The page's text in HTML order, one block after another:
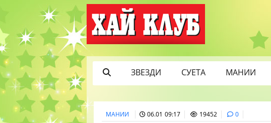
ЗВЕЗДИ СУЕТА МАНИИ
МАНИИ 06.01 09:17 19452 0